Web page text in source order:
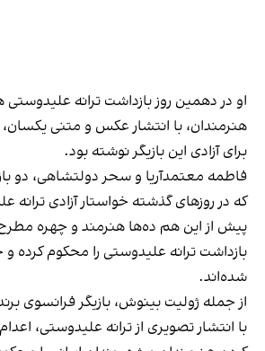
او در دهمین روز بازداشت ترانه
هنرمندان، با انتشار عکس و متنی
برای آزادی این بازیگر نوشته بود.
فاطمه معتمدآریا و سحر دولتشاهی، دو
که در روزهای گذشته خواستار آزادی ترانه
پیش از این هم ده‌ها هنرمند و چهره
بازداشت ترانه علیدوستی را محکوم کرده و
شده‌اند.
از جمله ژولیت بینوش، بازیگر فرانسوی
با انتشار تصویری از ترانه علیدوستی،